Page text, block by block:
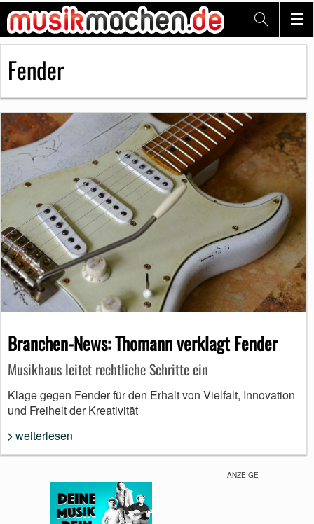
Fender
Branchen-News: Thomann verklagt Fender
Musikhaus leitet rechtliche Schritte ein
Klage gegen Fender für den Erhalt von Vielfalt, Innovation
und Freiheit der Kreativität
weiterlesen